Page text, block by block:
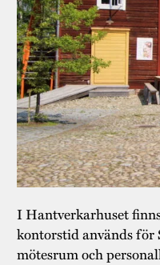
I Hantverkarhuset
kontorstid används för
mötesrum och